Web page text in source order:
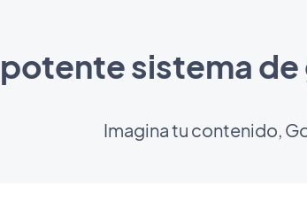
potente sistema
Imagina tu contenido,